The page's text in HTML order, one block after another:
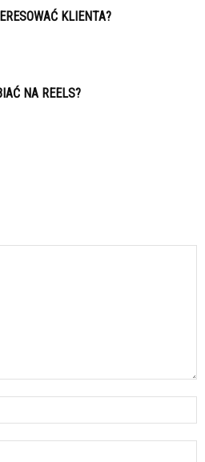
KLIENTA?
NA REELS?